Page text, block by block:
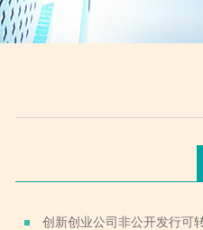
创新创业公司非公开发行可